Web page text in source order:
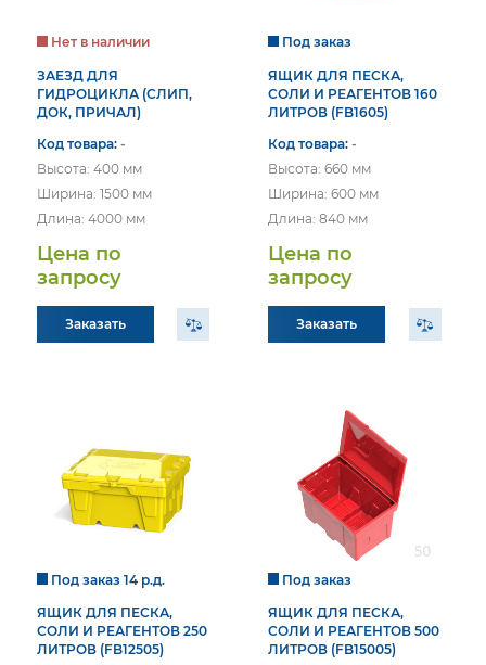
Нет в наличии
ЗАЕЗД ДЛЯ
ГИДРОЦИКЛА (СЛИП,
ДОК, ПРИЧАЛ)
Код товара: -
Высота: 400 мм
Ширина: 1500 мм
Длина: 4000 мм
Цена по
запросу
Заказать
Под заказ
ЯЩИК ДЛЯ ПЕСКА,
СОЛИ И РЕАГЕНТОВ 160
ЛИТРОВ (FB1605)
Код товара:-
Высота: 660 мм
Ширина: 600 мм
Длина: 840 мм
Цена по
запросу
Заказать
Под заказ 14 р.д.
ЯЩИК ДЛЯ ПЕСКА,
СОЛИ И РЕАГЕНТОВ 250
ЛИТРОВ (FB12505)
Под заказ
ЯЩИК ДЛЯ ПЕСКА,
СОЛИ И РЕАГЕНТОВ 500
ЛИТРОВ (FB15005)
УВАЖАЕМЫЙ КЛИЕНТ!
ПОЛУЧИТЬ КОНСУЛЬТАЦИЮ
ПОЛУЧИТЬ КОНСУЛЬТАЦИЮ